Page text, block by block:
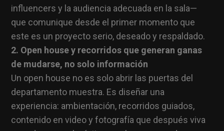
influencers y la audiencia adecuada en la sala—
que comunique desde el primer momento que
este es un proyecto serio, deseado y respaldado.
2. Open house y recorridos que generan ganas
de mudarse, no solo información
Un open house no es solo abrir las puertas del
departamento muestra. Es diseñar una
experiencia: ambientación, recorridos guiados,
contenido en video y fotografía que después viva